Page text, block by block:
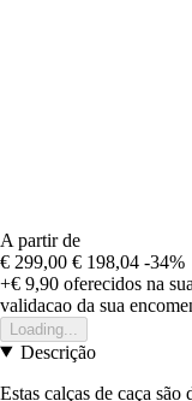
A partir de
€ 299,00 € 198,04 -34%
+€ 9,90 oferecidos na
validacao da sua
Loading...
Descrição
Estas calças de caça